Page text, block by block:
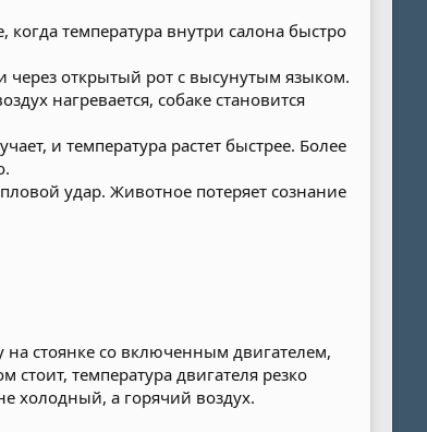
температура внутри салона быстро
открытый рот с высунутым языком.
нагревается, собаке становится
и температура растет быстрее. Более
удар. Животное потеряет сознание
стоянке со включенным двигателем,
температура двигателя резко
холодный, а горячий воздух.